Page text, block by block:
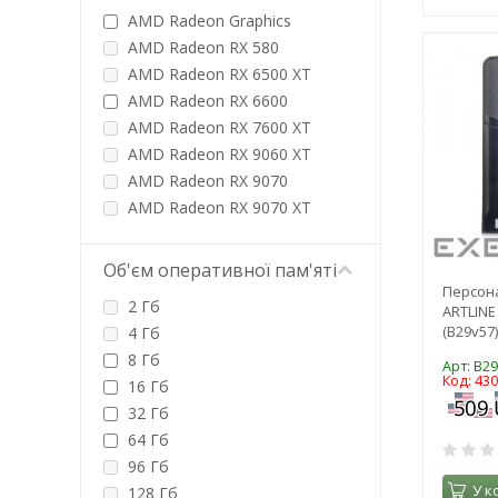
(B29v57)
Арт:
Код:
У
Intel Core Ultra 5 Series 2
Intel Core Ultra 7 Series 2
Intel Core Ultra 9 Series 2
Intel Pentium
Intel Processor Nxx
2.1
4.5
AMD Radeon Graphics
AMD Radeon RX 580
AMD Radeon RX 6500 XT
AMD Radeon RX 6600
AMD Radeon RX 7600 XT
AMD Radeon RX 9060 XT
AMD Radeon RX 9070
AMD Radeon RX 9070 XT
Intel Arc B580
Intel HD Graphics
Intel HD Graphics 620
Intel Iris
NVIDIA GeForce GT 1030
NVIDIA GeForce GT 710
NVIDIA GeForce GTX 1660 Ti
NVIDIA GeForce RTX 3050
Об'єм оперативної пам'яті
2 Гб
4 Гб
8 Гб
16 Гб
32 Гб
64 Гб
96 Гб
128 Гб